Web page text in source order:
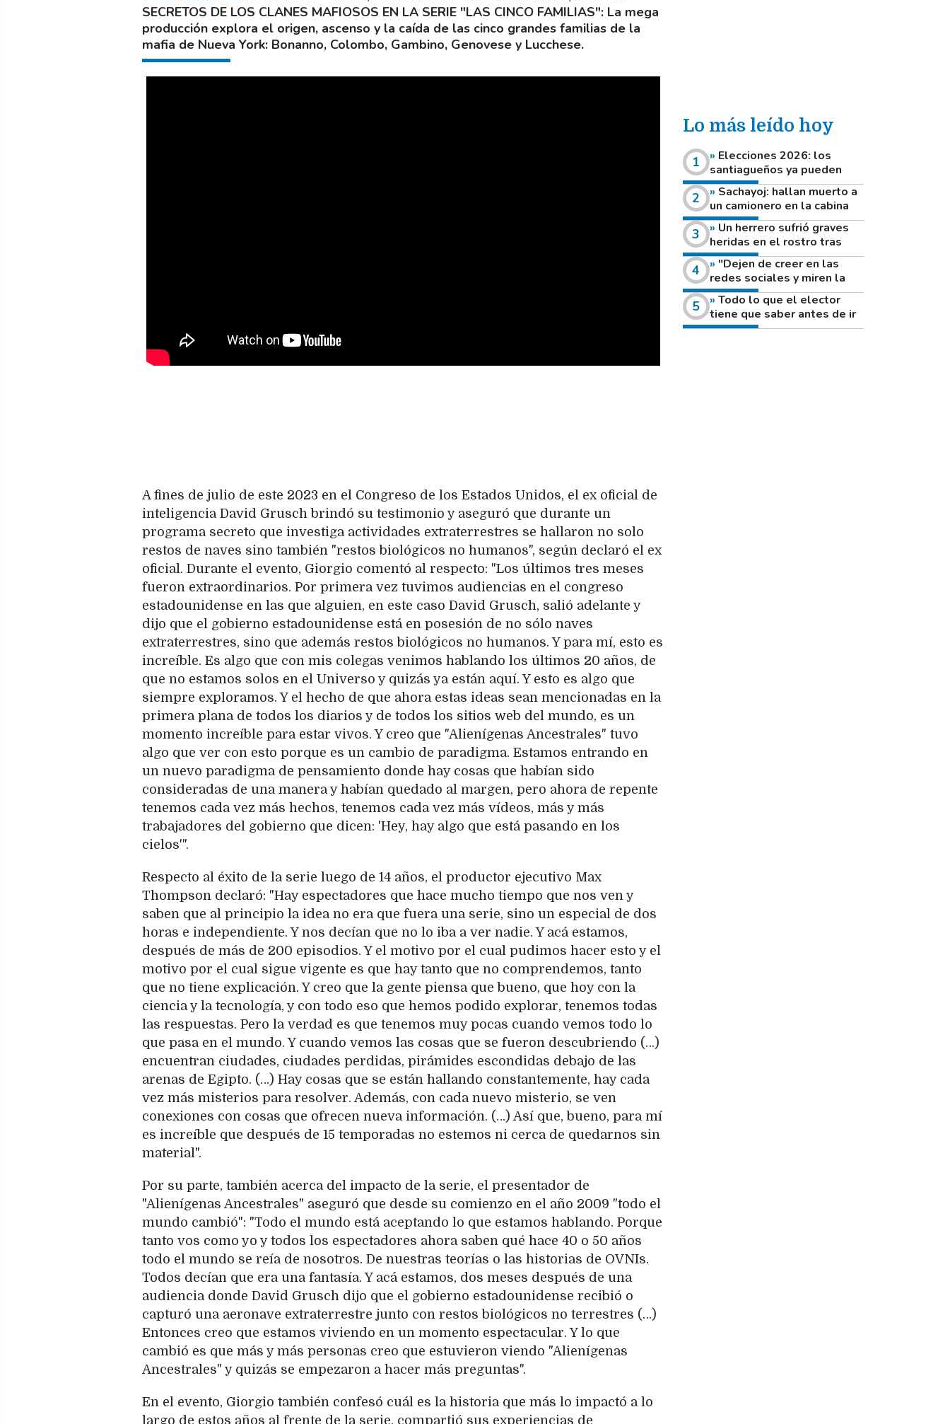
SECRETOS DE LOS CLANES MAFIOSOS EN LA SERIE "LAS CINCO FAMILIAS" La mega
producción explora el origen, ascenso y la caída de las cinco grandes familias de la
mafia de Nueva York: Bonanno, Colombo, Gambino, Genovese y Lucchese.
A fines de julio de este 2023 en el Congreso de los Estados Unidos, el ex oficial de
inteligencia David Grusch brindó su testimonio y aseguró que durante un
programa secreto que investiga actividades extraterrestres se hallaron no solo
restos de naves sino también "restos biológicos no humanos", según declaró el ex
oficial. Durante el evento, Giorgio comentó al respecto: "Los últimos tres meses
fueron extraordinarios. Por primera vez tuvimos audiencias en el congreso
estadounidense en las que alguien, en este caso David Grusch, salió adelante y
dijo que el gobierno estadounidense está en posesión de no sólo naves
extraterrestres, sino que además restos biológicos no humanos. Y para mí, esto es
increíble. Es algo que con mis colegas venimos hablando los últimos 20 años, de
que no estamos solos en el Universo y quizás ya están aquí. Y esto es algo que
siempre exploramos. Y el hecho de que ahora estas ideas sean mencionadas en la
primera plana de todos los diarios y de todos los sitios web del mundo, es un
momento increíble para estar vivos. Y creo que "Alienígenas Ancestrales" tuvo
algo que ver con esto porque es un cambio de paradigma. Estamos entrando en
un nuevo paradigma de pensamiento donde hay cosas que habían sido
consideradas de una manera y habían quedado al margen, pero ahora de repente
tenemos cada vez más hechos, tenemos cada vez más vídeos, más y más
trabajadores del gobierno que dicen: 'Hey, hay algo que está pasando en los
cielos'".
Respecto al éxito de la serie luego de 14 años, el productor ejecutivo Max
Thompson declaró: "Hay espectadores que hace mucho tiempo que nos ven y
saben que al principio la idea no era que fuera una serie, sino un especial de dos
horas e independiente. Y nos decían que no lo iba a ver nadie. Y acá estamos,
después de más de 200 episodios. Y el motivo por el cual pudimos hacer esto y el
motivo por el cual sigue vigente es que hay tanto que no comprendemos, tanto
que no tiene explicación. Y creo que la gente piensa que bueno, que hoy con la
ciencia y la tecnología, y con todo eso que hemos podido explorar, tenemos todas
las respuestas. Pero la verdad es que tenemos muy pocas cuando vemos todo lo
que pasa en el mundo. Y cuando vemos las cosas que se fueron descubriendo (…)
encuentran ciudades, ciudades perdidas, pirámides escondidas debajo de las
arenas de Egipto. (…) Hay cosas que se están hallando constantemente, hay cada
vez más misterios para resolver. Además, con cada nuevo misterio, se ven
conexiones con cosas que ofrecen nueva información. (…) Así que, bueno, para mí
es increíble que después de 15 temporadas no estemos ni cerca de quedarnos sin
material".
Por su parte, también acerca del impacto de la serie, el presentador de
"Alienígenas Ancestrales" aseguró que desde su comienzo en el año 2009 "todo el
mundo cambió": "Todo el mundo está aceptando lo que estamos hablando. Porque
tanto vos como yo y todos los espectadores ahora saben qué hace 40 o 50 años
todo el mundo se reía de nosotros. De nuestras teorías o las historias de OVNIs.
Todos decían que era una fantasía. Y acá estamos, dos meses después de una
audiencia donde David Grusch dijo que el gobierno estadounidense recibió o
capturó una aeronave extraterrestre junto con restos biológicos no terrestres (…)
Entonces creo que estamos viviendo en un momento espectacular. Y lo que
cambió es que más y más personas creo que estuvieron viendo "Alienígenas
Ancestrales" y quizás se empezaron a hacer más preguntas".
En el evento, Giorgio también confesó cuál es la historia que más lo impactó a lo
largo de estos años al frente de la serie, compartió sus experiencias de
Lo más leído hoy
Elecciones 2026: los
santiagueños ya pueden
consultar dónde votan este
domingo
Sachayoj: hallan muerto a
un camionero en la cabina
de su vehículo a la vera de
un camino rural
Un herrero sufrió graves
heridas en el rostro tras
reventar el disco de una
amoladora
"Dejen de creer en las
redes sociales y miren la
heladera de sus casas": el
fuerte mensaje de una joven
que votó por primera vez
Todo lo que el elector
tiene que saber antes de ir
a votar este domingo